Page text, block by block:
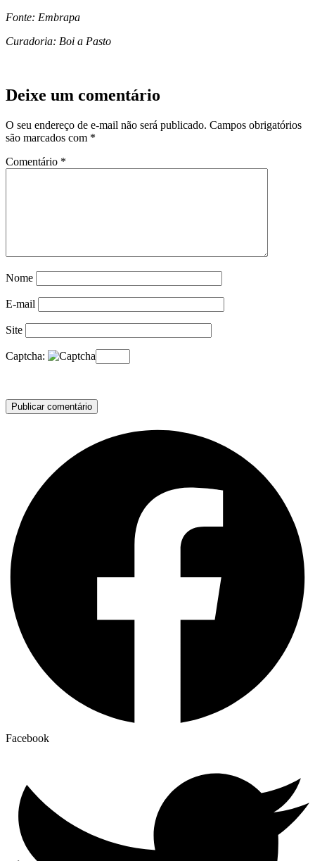
Fonte: Embrapa
Curadoria: Boi a Pasto
Deixe um comentário
O seu endereço de e-mail não será publicado. Campos obrigatórios
são marcados com *
Comentário *
Nome
E-mail
Site
Captcha:
Facebook